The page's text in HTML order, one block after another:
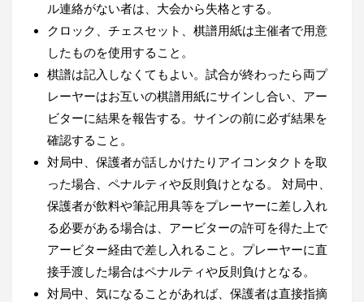
ル連絡がない者は、大会から失格とする。
クロック、チェスセット、棋譜用紙は主催者で用意
したものを使用すること。
棋譜は記入しなくてもよい。試合が終わったら両プ
レーヤーはお互いの棋譜用紙にサインし合い、アー
ビターに結果を報告する。サインの前に必ず結果を
確認すること。
対局中、保護者が話しかけたりアイコンタクトを取
った場合、ペナルティや反則負けとなる。 対局中、
保護者が飲料や筆記用具等をプレーヤーに差し入れ
る必要がある場合は、アービターの許可を得た上で
アービター経由で差し入れること。プレーヤーに直
接手渡した場合はペナルティや反則負けとなる。
対局中、気になることがあれば、保護者は直接指摘